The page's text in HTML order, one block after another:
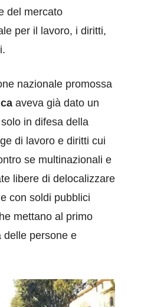
del mercato
per il lavoro, i diritti,
nazionale promossa
aveva già dato un
in difesa della
di lavoro e diritti cui
se multinazionali e
libere di delocalizzare
con soldi pubblici
mettano al primo
delle persone e